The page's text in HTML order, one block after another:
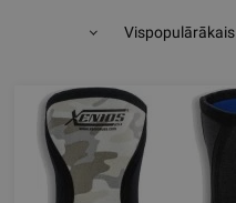
Vispopulārākais